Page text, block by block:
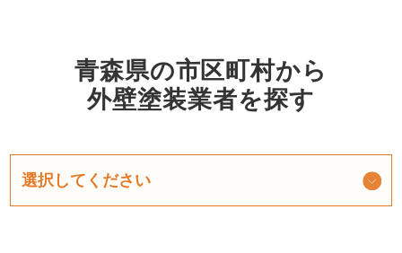
青森県の市区町村から
外壁塗装業者を探す